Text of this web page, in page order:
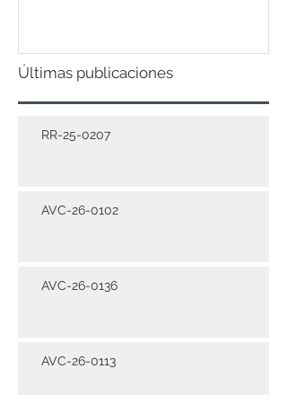
Últimas publicaciones
RR-25-0207
AVC-26-0102
AVC-26-0136
AVC-26-0113